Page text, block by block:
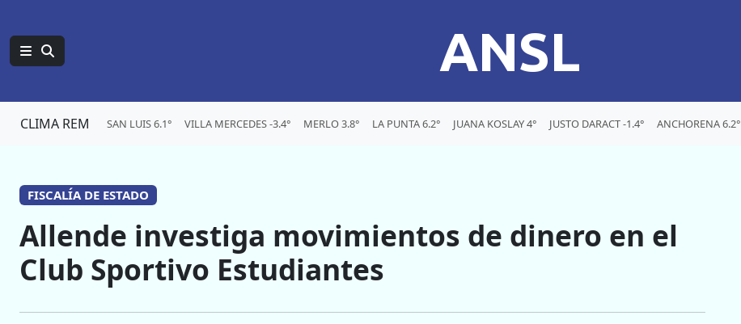
ANSL
CLIMA REM SAN LUIS 6.1° VILLA MERCEDES -3.4° MERLO 3.8° LA PUNTA 6.2° JUANA KOSLAY 4° JUSTO DARACT -1.4° ANCHORENA 6.2°
FISCALÍA DE ESTADO
Allende investiga movimientos de dinero en el
Club Sportivo Estudiantes